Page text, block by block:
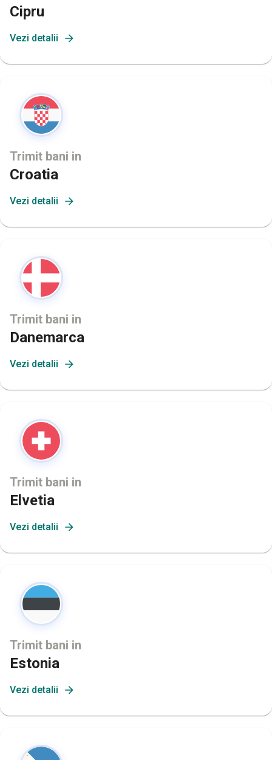
Cipru
Vezi detalii
Trimit bani in
Croatia
Vezi detalii
Trimit bani in
Danemarca
Vezi detalii
Trimit bani in
Elvetia
Vezi detalii
Trimit bani in
Estonia
Vezi detalii